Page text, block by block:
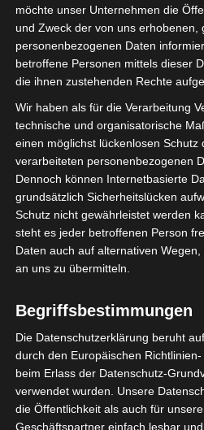
Nachdem Sie von uns eine E-
erhalten haben, können Sie
Schritt für Schritt Ihre VMware
die Ersteinrichtung mit
unterstützen Sie bei allen
neue Firewall schnell und
Kapitel 2: Ersteinrichtung
Player
Media error: Format(s) not
Nachdem Sie die optionale
möchte unser Unternehmen die
und Zweck der von uns erhobenen,
personenbezogenen Daten
betroffene Personen mittels dieser
die ihnen zustehenden Rechte
Wir haben als für die Verarbeitung
technische und organisatorische
einen möglichst lückenlosen
verarbeiteten personenbezogenen
Dennoch können Internetbasierte
grundsätzlich Sicherheitslücken
Schutz nicht gewährleistet werden
steht es jeder betroffenen Person
Daten auch auf alternativen
an uns zu übermitteln.
Begriffsbestimmungen
Die Datenschutzerklärung beruht
durch den Europäischen
beim Erlass der Datenschutz-
verwendet wurden. Unsere
die Öffentlichkeit als auch für
Geschäftspartner einfach lesbar